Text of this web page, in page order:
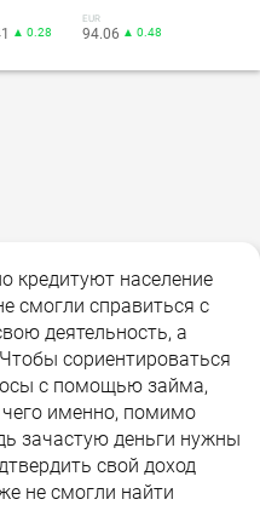
▲ 0.28
EUR
94.06 ▲ 0.48
кредитуют население
смогли справиться с
деятельность, а
сориентироваться
с помощью займа,
чего именно, помимо
зачастую деньги нужны
свой доход
не смогли найти